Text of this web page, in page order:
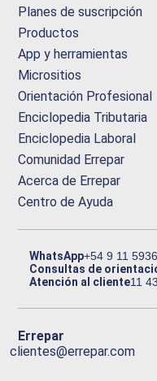
Planes de suscripción
Productos
App y herramientas
Micrositios
Orientación Profesional
Enciclopedia Tributaria
Enciclopedia Laboral
Comunidad Errepar
Acerca de Errepar
Centro de Ayuda
WhatsApp+54 9 11
Consultas de
Atención al cliente11
Errepar
clientes@errepar.com